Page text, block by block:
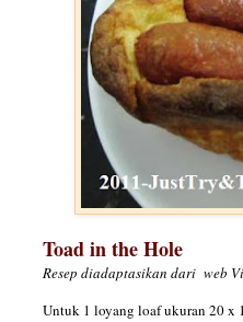
Toad in the Hole
Resep diadaptasikan dari web
Untuk 1 loyang loaf ukuran 20 x